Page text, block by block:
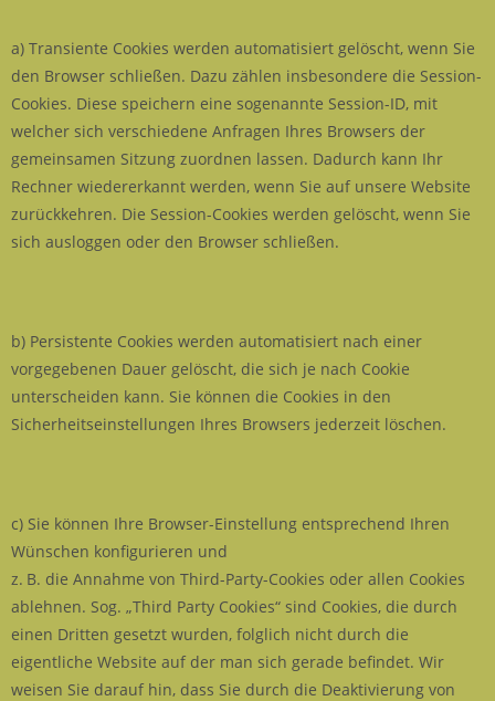
a) Transiente Cookies werden automatisiert gelöscht, wenn Sie
den Browser schließen. Dazu zählen insbesondere die Session-
Cookies. Diese speichern eine sogenannte Session-ID, mit
welcher sich verschiedene Anfragen Ihres Browsers der
gemeinsamen Sitzung zuordnen lassen. Dadurch kann Ihr
Rechner wiedererkannt werden, wenn Sie auf unsere Website
zurückkehren. Die Session-Cookies werden gelöscht, wenn Sie
sich ausloggen oder den Browser schließen.
b) Persistente Cookies werden automatisiert nach einer
vorgegebenen Dauer gelöscht, die sich je nach Cookie
unterscheiden kann. Sie können die Cookies in den
Sicherheitseinstellungen Ihres Browsers jederzeit löschen.
c) Sie können Ihre Browser-Einstellung entsprechend Ihren
Wünschen konfigurieren und
z. B. die Annahme von Third-Party-Cookies oder allen Cookies
ablehnen. Sog. „Third Party Cookies“ sind Cookies, die durch
einen Dritten gesetzt wurden, folglich nicht durch die
eigentliche Website auf der man sich gerade befindet. Wir
weisen Sie darauf hin, dass Sie durch die Deaktivierung von